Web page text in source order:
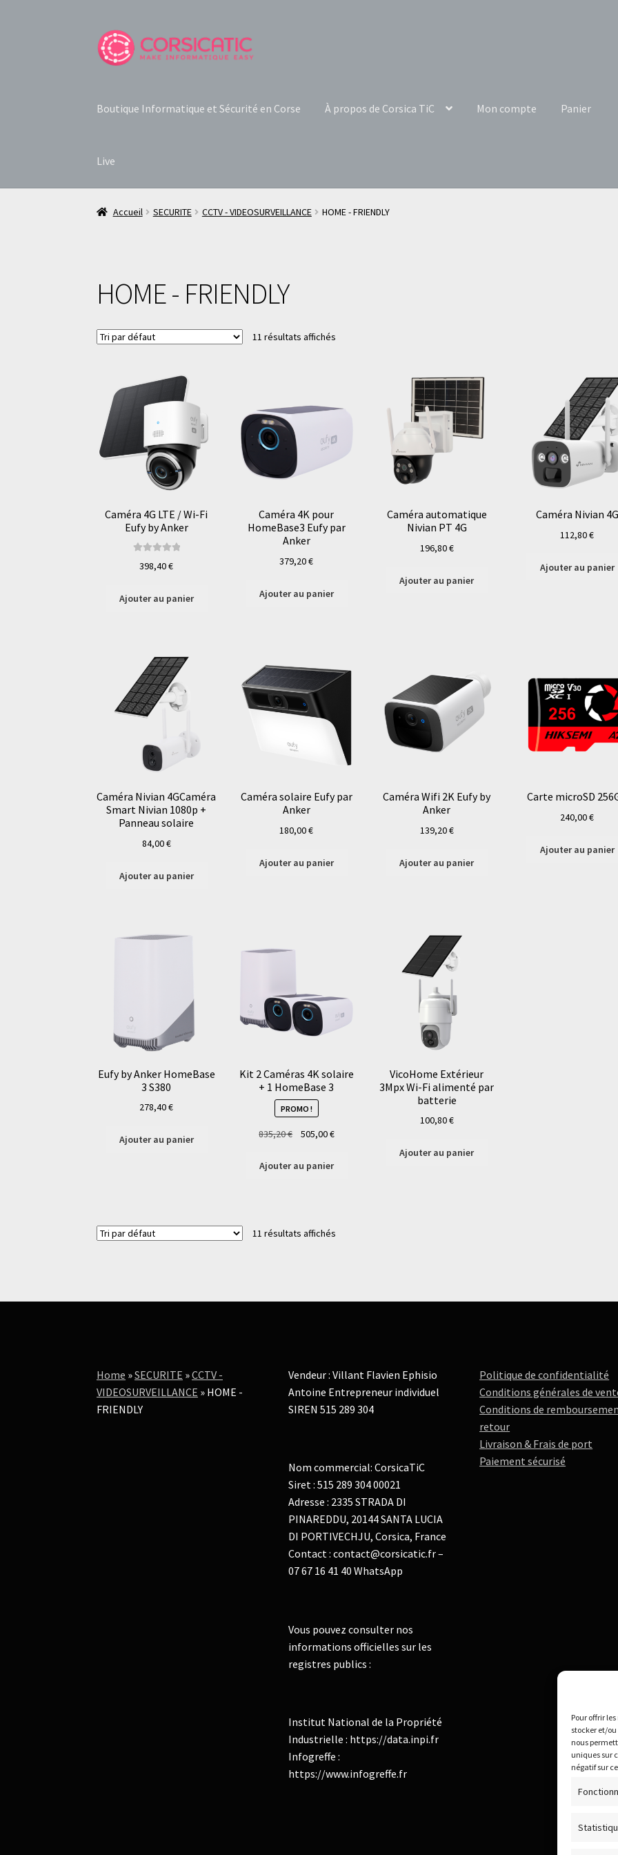
Pour offrir
stocker et/
nous
uniques sur
négatif sur
Aller
à
Aller
au
Boutique Informatique et Sécurité en Corse À propos de Corsica TiC Mon compte Panier
Live
Accueil SECURITE CCTV - VIDEOSURVEILLANCE HOME - FRIENDLY
HOME - FRIENDLY
11 résultats affichés
Caméra 4G LTE / Wi-Fi
Eufy by Anker
5
398,40€
Ajouter au panier
Caméra 4K pour
HomeBase3 Eufy par
Anker
379,20€
Ajouter au panier
Caméra automatique
Nivian PT 4G
196,80€
Ajouter au panier
Caméra Nivian 4G
112,80€
Ajouter au panier
Caméra Nivian 4GCaméra
Smart Nivian 1080p +
Panneau solaire
84,00€
Ajouter au panier
Caméra solaire Eufy par
Anker
180,00€
Ajouter au panier
Caméra Wifi 2K Eufy by
Anker
139,20€
Ajouter au panier
Carte microSD
240,00€
Ajouter au panier
Eufy by Anker HomeBase
3 S380
278,40€
Ajouter au panier
Kit 2 Caméras 4K solaire
+ 1 HomeBase 3
PROMO !
835,20€
Le
initial
505,00€Le
actuel
Ajouter au panier
VicoHome Extérieur
3Mpx Wi-Fi alimenté par
batterie
100,80€
Ajouter au panier
11 résultats affichés
Home »SECURITE »CCTV -
VIDEOSURVEILLANCE » HOME -
FRIENDLY
Vendeur : Villant Flavien Ephisio
Antoine Entrepreneur individuel
SIREN 515 289 304
Nom commercial: CorsicaTiC
Siret : 515 289 304 00021
Adresse : 2335 STRADA DI
PINAREDDU, 20144 SANTA LUCIA
DI PORTIVECHJU, Corsica, France
Contact : contact@corsicatic.fr –
07 67 16 41 40 WhatsApp
Vous pouvez consulter nos
informations officielles sur les
registres publics :
Institut National de la Propriété
Industrielle : https://data.inpi.fr
Infogreffe :
https://www.infogreffe.fr
Politique de confidentialité
Conditions générales de
Conditions de
retour
Livraison & Frais de port
Paiement sécurisé